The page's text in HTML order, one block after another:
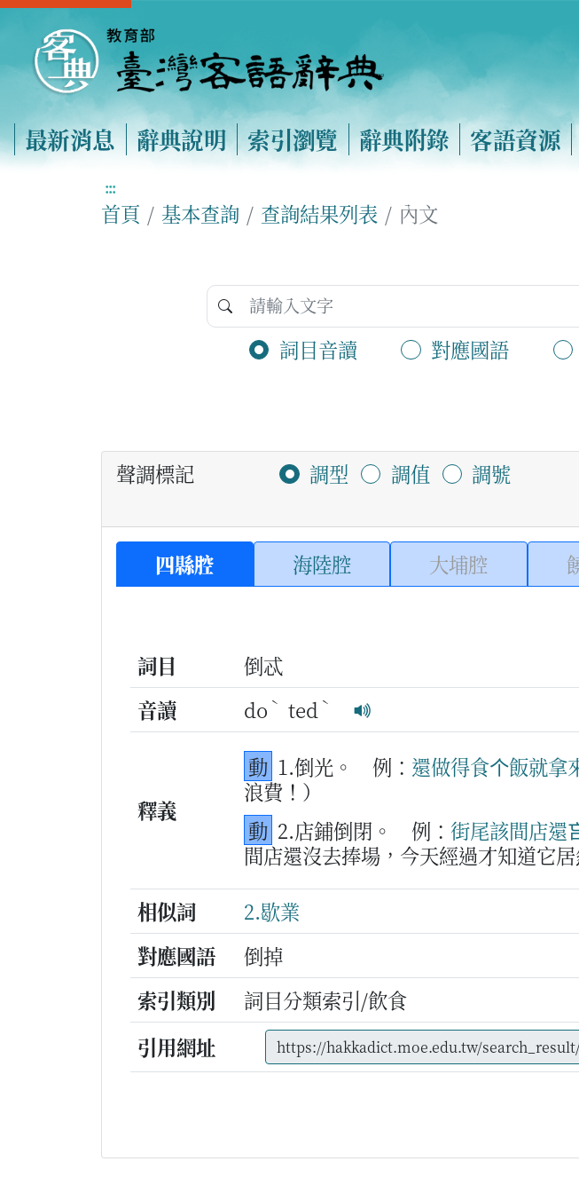
最新消息 辭典說明 索引瀏覽 辭典附錄 客語資源
:::
首頁 基本查詢 查詢結果列表 內文
詞目音讀 對應國語
聲調標記 調型 調值 調號
四縣腔 海陸腔 大埔腔
詞目
倒忒
音讀
do ˋ ted ˋ
釋義
動 1.倒光。 例： 還做得食个飯就拿
浪費！）
動 2.店鋪倒閉。 例： 街尾該間店還
間店還沒去捧場，今天經過才知道它居
相似詞
2.歇業
對應國語
倒掉
索引類別
詞目分類索引/飲食
引用網址